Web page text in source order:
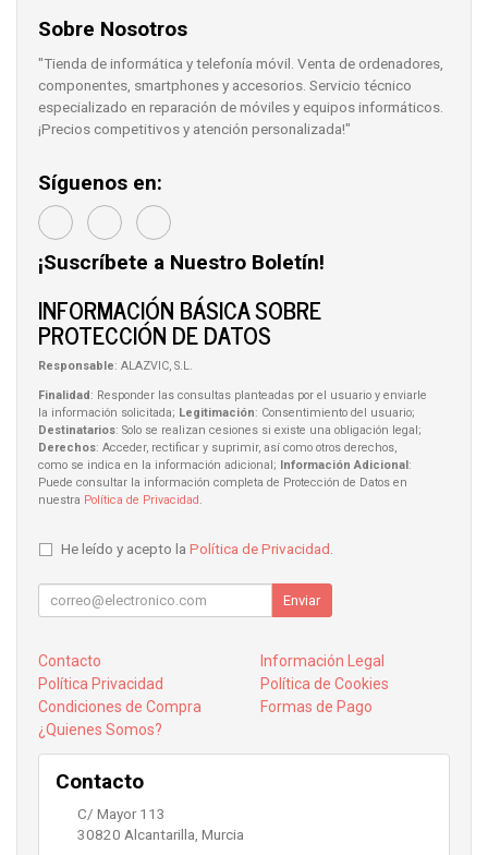
Sobre Nosotros
"Tienda de informática y telefonía móvil. Venta de ordenadores,
componentes, smartphones y accesorios. Servicio técnico
especializado en reparación de móviles y equipos informáticos.
¡Precios competitivos y atención personalizada!"
Síguenos en:
¡Suscríbete a Nuestro Boletín!
INFORMACIÓN BÁSICA SOBRE
PROTECCIÓN DE DATOS
Responsable: ALAZVIC, S.L.
Finalidad: Responder las consultas planteadas por el usuario y enviarle
la información solicitada; Legitimación: Consentimiento del usuario;
Destinatarios: Solo se realizan cesiones si existe una obligación legal;
Derechos: Acceder, rectificar y suprimir, así como otros derechos,
como se indica en la información adicional; Información Adicional:
Puede consultar la información completa de Protección de Datos en
nuestra Política de Privacidad.
He leído y acepto la Política de Privacidad.
Enviar
Contacto
Información Legal
Política Privacidad
Política de Cookies
Condiciones de Compra
Formas de Pago
¿Quienes Somos?
Contacto
C/ Mayor 113
30820 Alcantarilla, Murcia